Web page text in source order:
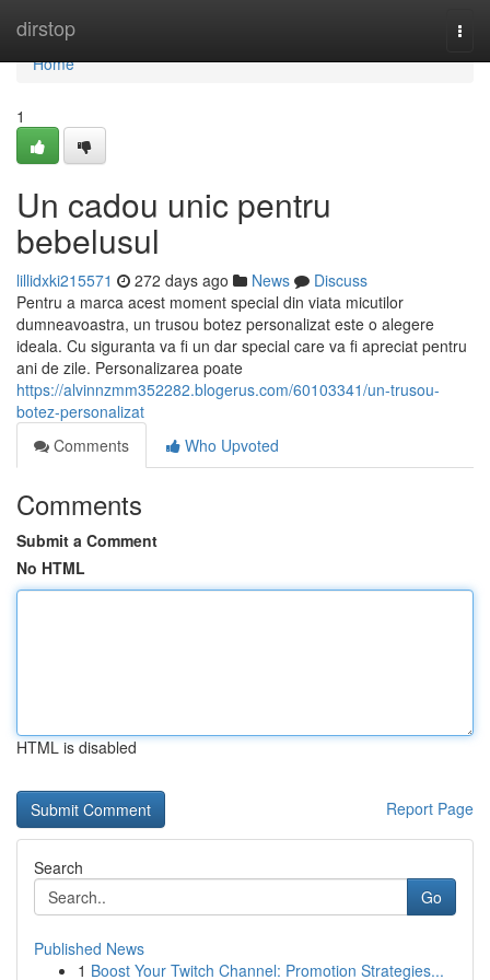
dirstop
Home
Home
1
Un cadou unic pentru
bebelusul
lillidxki215571 272 days ago News
Discuss
Pentru a marca acest moment special din viata micutilor
dumneavoastra, un trusou botez personalizat este o alegere
ideala. Cu siguranta va fi un dar special care va fi apreciat pentru
ani de zile. Personalizarea poate
https://alvinnzmm352282.blogerus.com/60103341/un-trusou-
botez-personalizat
Comments
Who Upvoted
Comments
Submit a Comment
No HTML
HTML is disabled
Report Page
Search
Go
Published News
1 Boost Your Twitch Channel: Promotion Strategies...